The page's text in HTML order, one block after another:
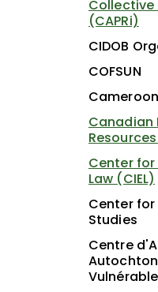
Collective
(CAPRi)
CIDOB
COFSUN
Canadian
Center
Law (CIEL)
Center
Studies
Centre